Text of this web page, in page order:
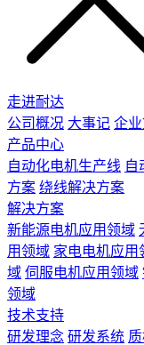
走进耐达
公司概况 大事记 企
产品中心
自动化电机生产线 自
方案 绕线解决方案
解决方案
新能源电机应用领域
用领域 家电电机应用
域 伺服电机应用领域
领域
技术支持
研发理念 研发系统